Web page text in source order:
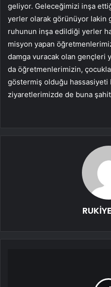
geliyor. Geleceğimizi inşa
yerler olarak görünüyor lakin
ruhunun inşa edildiği yerler
misyon yapan
damga vuracak olan gençleri
da öğretmenlerimizin,
göstermiş olduğu hassasiyeti
ziyaretlerimizde de buna